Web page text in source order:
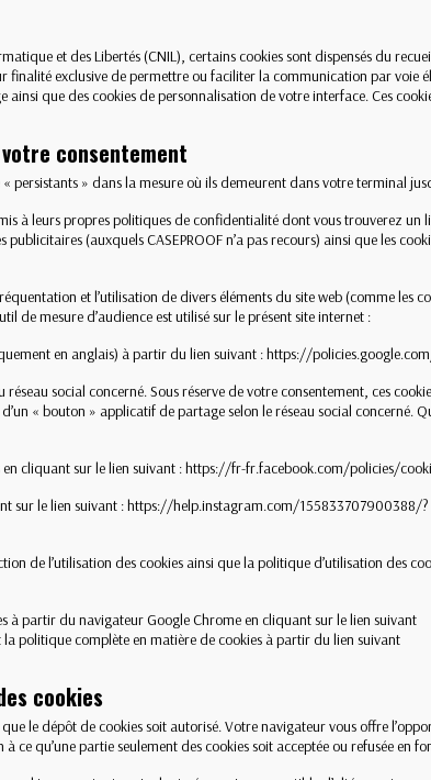
et des Libertés (CNIL), certains cookies sont dispensés du
exclusive de permettre ou faciliter la communication par voie
que des cookies de personnalisation de votre interface. Ces
consentement
persistants » dans la mesure où ils demeurent dans votre terminal
à leurs propres politiques de confidentialité dont vous trouverez un
(auxquels CASEPROOF n’a pas recours) ainsi que les
et l’utilisation de divers éléments du site web (comme les
de mesure d’audience est utilisé sur le présent site internet :
en anglais) à partir du lien suivant :https://
social concerné. Sous réserve de votre consentement, ces
« bouton » applicatif de partage selon le réseau social concerné.
cliquant sur le lien suivant :https://fr-fr.facebook.com/policies/
sur le lien suivant :https://help.instagram.com/155833707900388/?
de l’utilisation des cookies ainsi que la politique d’utilisation des
à partir du navigateur Google Chrome en cliquant sur le lien suivant
la politique complète en matière de cookies à partir du lien suivant
cookies
le dépôt de cookies soit autorisé. Votre navigateur vous offre
ce qu’une partie seulement des cookies soit acceptée ou refusée en